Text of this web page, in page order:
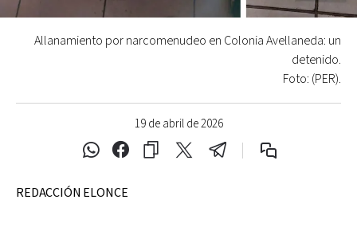
19 de abril de 2026
Allanamiento por narcomenudeo en Colonia Avellaneda: un
detenido.
Foto: (PER).
REDACCIÓN ELONCE